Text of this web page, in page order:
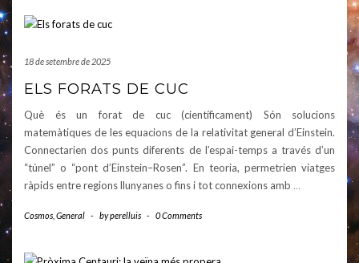
18 de setembre de 2025
ELS FORATS DE CUC
Què és un forat de cuc (científicament) Són solucions
matemàtiques de les equacions de la relativitat general d’Einstein.
Connectarien dos punts diferents de l’espai-temps a través d’un
“túnel” o “pont d’Einstein–Rosen”. En teoria, permetrien viatges
ràpids entre regions llunyanes o fins i tot connexions amb …
Cosmos General - byperelluis - 0 Comments